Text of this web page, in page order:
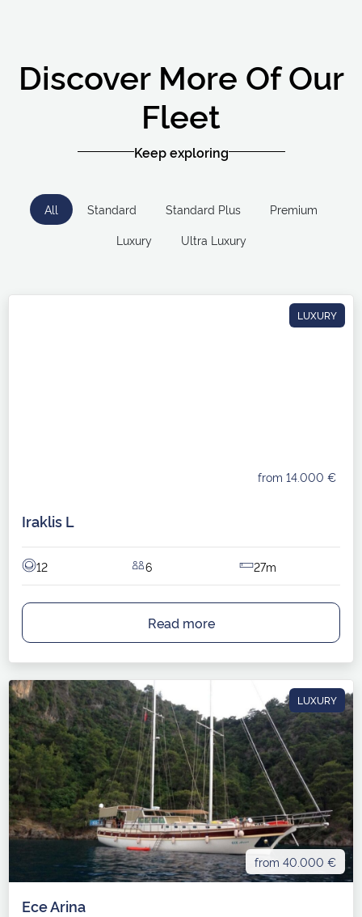
Discover More Of Our
Fleet
Keep exploring
All Standard Standard Plus
Premium
Luxury
Ultra Luxury
LUXURY
from 14.000 €
Iraklis L
12 6 27m
Read more
LUXURY
from 40.000 €
Ece Arina